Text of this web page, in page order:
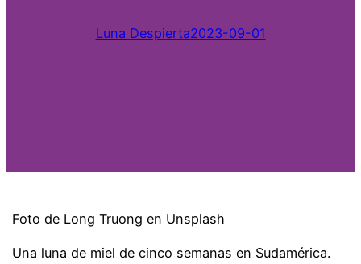
Luna Despierta2023-09-01
Foto de Long Truong en Unsplash
Una luna de miel de cinco semanas en Sudamérica.